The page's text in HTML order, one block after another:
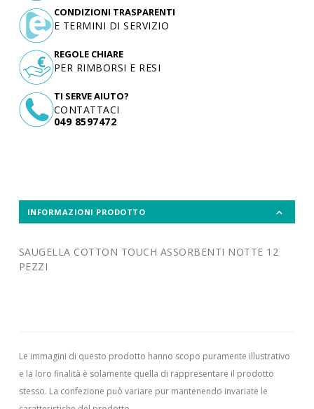
TI SERVE AIUTO?
CONTATTACI
049 8597472
CONDIZIONI TRASPARENTI
E TERMINI DI SERVIZIO
REGOLE CHIARE
PER RIMBORSI E RESI
INFORMAZIONI PRODOTTO
SAUGELLA COTTON TOUCH ASSORBENTI NOTTE 12
PEZZI
Le immagini di questo prodotto hanno scopo puramente illustrativo
e la loro finalità è solamente quella di rappresentare il prodotto
stesso. La confezione può variare pur mantenendo invariate le